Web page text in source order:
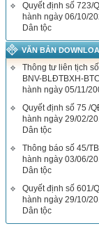
Quyết định số 723/
hành ngày 06/10/
Dân tộc
VĂN BẢN
Thông tư liên tịch
BNV-BLĐTBXH-
hành ngày 05/11/
Quyết định số 75 /
hành ngày 29/02/
Dân tộc
Thông báo số 45/
hành ngày 03/06/
Dân tộc
Quyết định số 601/
hành ngày 29/10/
Dân tộc